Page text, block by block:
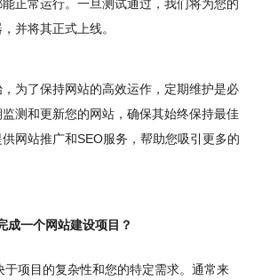
正常运行。一旦测试通过，我们将为您的
并将其正式上线。
为了保持网站的高效运作，定期维护是必
测和更新您的网站，确保其始终保持最佳
网站推广和SEO服务，帮助您吸引更多的
成一个网站建设项目？
于项目的复杂性和您的特定需求。通常来